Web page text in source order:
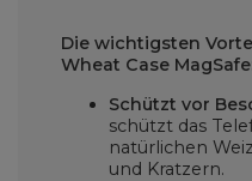
Die wichtigsten
Wheat Case
Schützt vor
schützt das
natürlichen
und Kratzern.